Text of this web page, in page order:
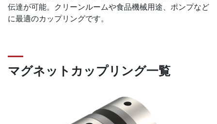
伝達が可能。クリーンルームや食品機械用途、ポンプなど
に最適のカップリングです。
マグネットカップリング一覧